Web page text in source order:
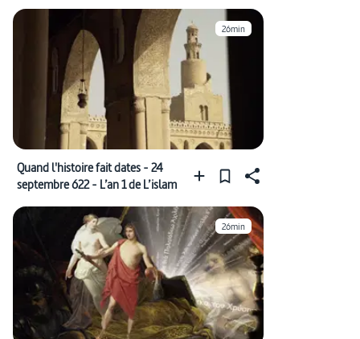
26min
Quand l'histoire fait dates - 24
septembre 622 - L’an 1 de L’islam
26min